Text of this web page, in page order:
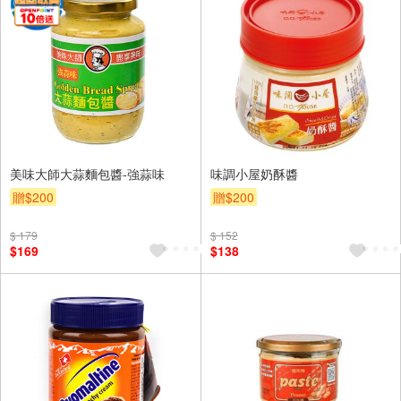
美味大師大蒜麵包醬-強蒜味
贈$200
$ 179
$169
味調小屋奶酥醬
贈$200
$ 152
$138